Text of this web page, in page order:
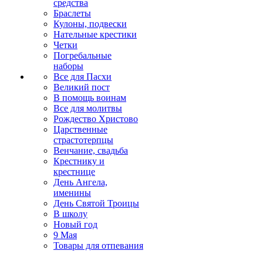
средства
Браслеты
Кулоны, подвески
Нательные крестики
Четки
Погребальные
наборы
Все для Пасхи
Великий пост
В помощь воинам
Все для молитвы
Рождество Христово
Царственные
страстотерпцы
Венчание, свадьба
Крестнику и
крестнице
День Ангела,
именины
День Святой Троицы
В школу
Новый год
9 Мая
Товары для отпевания